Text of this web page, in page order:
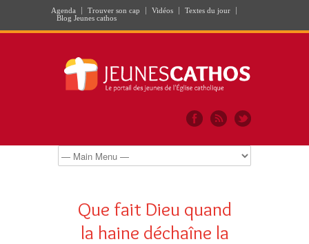
Agenda Trouver son cap Vidéos
Textes du jour
Blog Jeunes cathos
Que fait Dieu quand
la haine déchaîne la